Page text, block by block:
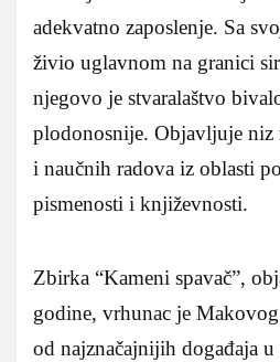
adekvatno zaposlenje. Sa
živio uglavnom na granici
njegovo je stvaralaštvo
plodonosnije. Objavljuje
i naučnih radova iz oblasti
pismenosti i književnosti.
Zbirka “Kameni spavač”,
godine, vrhunac je
od najznačajnijih događaja